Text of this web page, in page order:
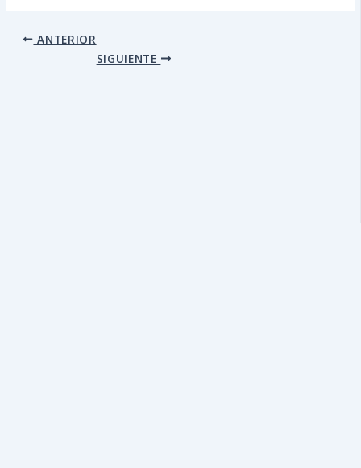
ANTERIOR
SIGUIENTE